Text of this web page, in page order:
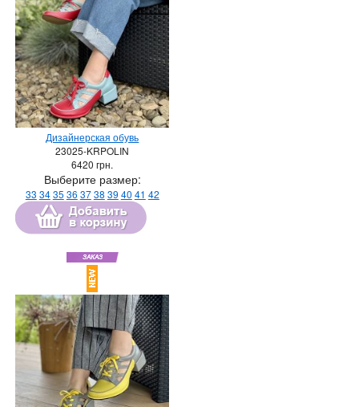
Дизайнерская обувь
23025-KRPOLIN
6420 грн.
Выберите размер:
33 3435 36 3738 39 40 41 42